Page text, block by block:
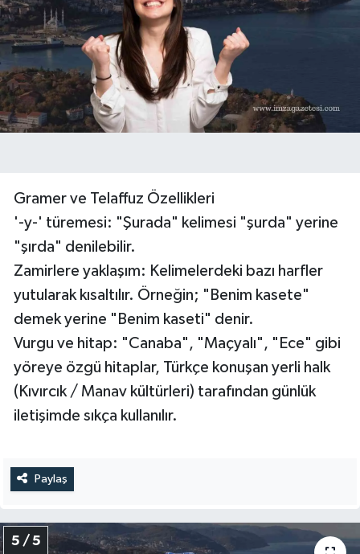
Gramer ve Telaffuz Özellikleri
'-y-' türemesi: "Şurada" kelimesi "şurda" yerine
"şırda" denilebilir.
Zamirlere yaklaşım: Kelimelerdeki bazı harfler
yutularak kısaltılır. Örneğin; "Benim kasete"
demek yerine "Benim kaseti" denir.
Vurgu ve hitap: "Canaba", "Maçyalı", "Ece" gibi
yöreye özgü hitaplar, Türkçe konuşan yerli halk
(Kıvırcık / Manav kültürleri) tarafından günlük
iletişimde sıkça kullanılır.
Paylaş
5 / 5